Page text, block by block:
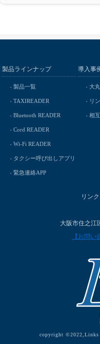
製品ラインナップ
製品一覧
TAXIREADER
Bluetooth READER
Cord READER
Wi-Fi READER
タクシー呼び出しアプリ
緊急連絡APP
導入事
大
リ
相
リン
大阪市住之江
【お問い
copyright ©2022,Links